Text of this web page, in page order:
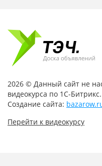
2026 © Данный сайт не
видеокурса по 1С-Битрикс.
Создание сайта:
Перейти к видеокурсу